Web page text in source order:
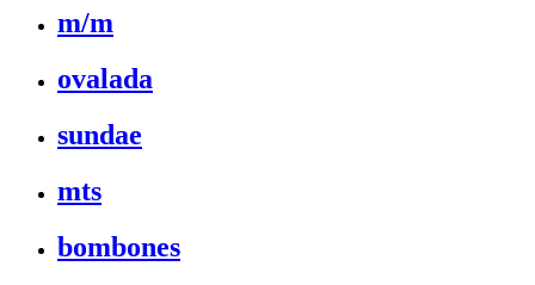
m/m
ovalada
sundae
mts
bombones